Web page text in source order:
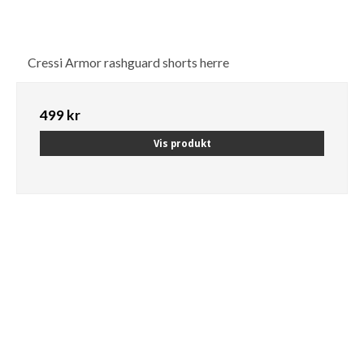
Cressi Armor rashguard shorts herre
499 kr
Vis produkt